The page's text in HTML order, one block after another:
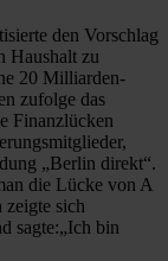
den Vorschlag
Haushalt zu
20 Milliarden-
zufolge das
Finanzlücken
„Berlin direkt“.
die Lücke von A
zeigte sich
sagte:„Ich bin